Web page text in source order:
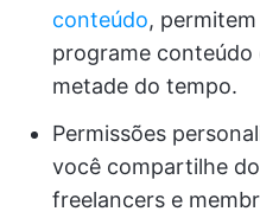
conteúdo,
programe conteúdo
metade do tempo.
Permissões
você compartilhe
freelancers e